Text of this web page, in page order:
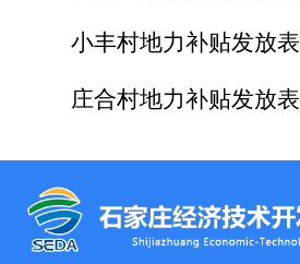
小丰村地力补贴发放表
庄合村地力补贴发放表